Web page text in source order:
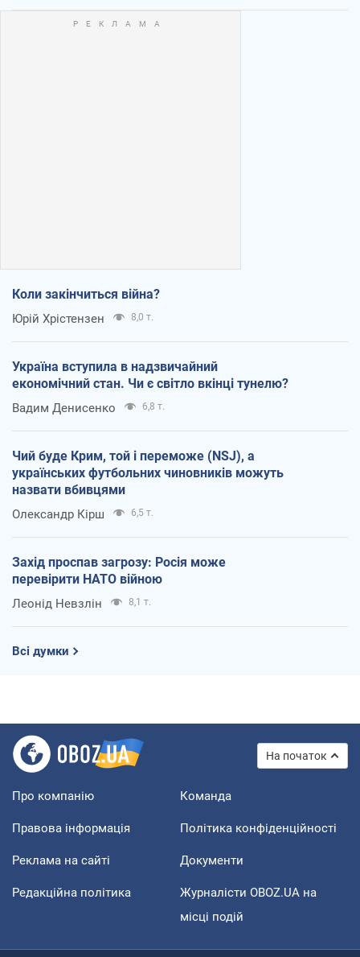
Коли закінчиться війна?
Юрій Хрістензен 8,0 т.
Україна вступила в надзвичайний
економічний стан. Чи є світло вкінці тунелю?
Вадим Денисенко 6,8 т.
Чий буде Крим, той і переможе (NSJ), а
українських футбольних чиновників можуть
назвати вбивцями
Олександр Кірш 6,5 т.
Захід проспав загрозу: Росія може
перевірити НАТО війною
Леонід Невзлін 8,1 т.
Всі думки
На початок
Про компанію Команда
Правова інформація Політика конфіденційності
Реклама на сайті Документи
Редакційна політика
Журналісти OBOZ.UA на
місці подій